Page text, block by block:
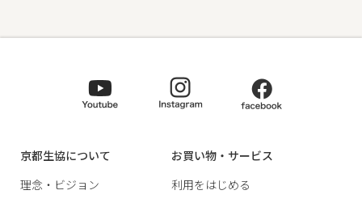
京都生協について
理念・ビジョン
お買い物・サービス
利用をはじめる